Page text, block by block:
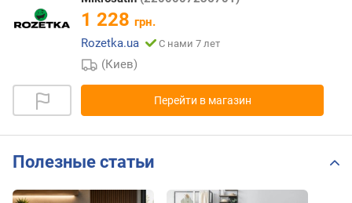
1 228 грн.
Rozetka.ua
С нами 7 лет
(Киев)
Перейти в магазин
Полезные статьи